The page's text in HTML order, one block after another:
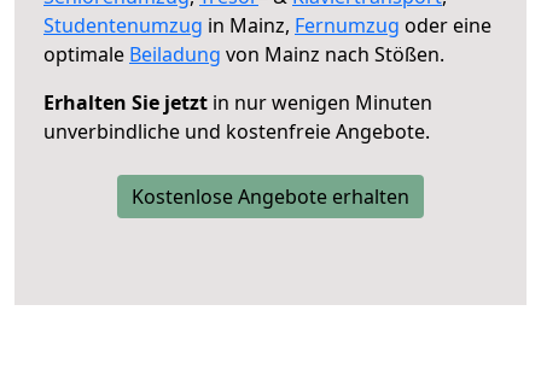
Studentenumzug in Mainz, Fernumzug oder eine
optimale Beiladung von Mainz nach Stößen.
Erhalten Sie jetzt in nur wenigen Minuten
unverbindliche und kostenfreie Angebote.
Kostenlose Angebote erhalten